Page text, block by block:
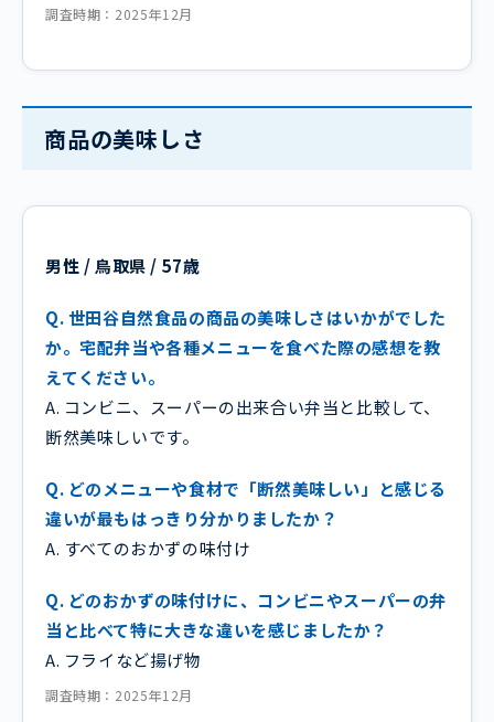
調査時期：2025年12月
商品の美味しさ
男性 / 鳥取県 / 57歳
Q. 世田谷自然食品の商品の美味しさはいかがでした
か。宅配弁当や各種メニューを食べた際の感想を教
えてください。
A. コンビニ、スーパーの出来合い弁当と比較して、
断然美味しいです。
Q. どのメニューや食材で「断然美味しい」と感じる
違いが最もはっきり分かりましたか？
A. すべてのおかずの味付け
Q. どのおかずの味付けに、コンビニやスーパーの弁
当と比べて特に大きな違いを感じましたか？
A. フライなど揚げ物
調査時期：2025年12月